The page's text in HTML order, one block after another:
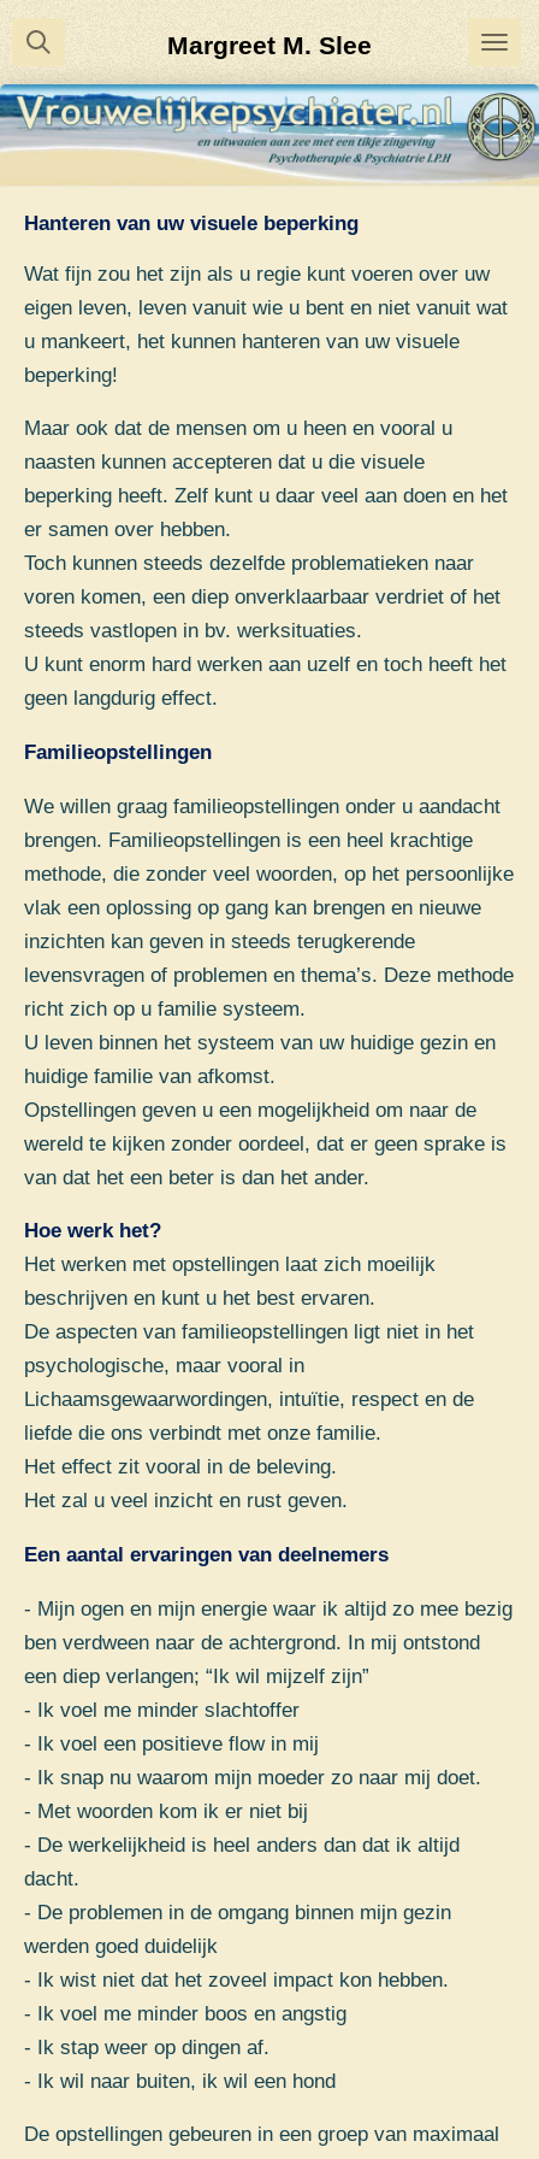
Ga
direct
naar
de
Margreet M. Slee
Hanteren van uw visuele beperking
Wat fijn zou het zijn als u regie kunt voeren over uw
eigen leven, leven vanuit wie u bent en niet vanuit wat
u mankeert, het kunnen hanteren van uw visuele
beperking!
Maar ook dat de mensen om u heen en vooral u
naasten kunnen accepteren dat u die visuele
beperking heeft. Zelf kunt u daar veel aan doen en het
er samen over hebben.
Toch kunnen steeds dezelfde problematieken naar
voren komen, een diep onverklaarbaar verdriet of het
steeds vastlopen in bv. werksituaties.
U kunt enorm hard werken aan uzelf en toch heeft het
geen langdurig effect.
Familieopstellingen
We willen graag familieopstellingen onder u aandacht
brengen. Familieopstellingen is een heel krachtige
methode, die zonder veel woorden, op het persoonlijke
vlak een oplossing op gang kan brengen en nieuwe
inzichten kan geven in steeds terugkerende
levensvragen of problemen en thema’s. Deze methode
richt zich op u familie systeem.
U leven binnen het systeem van uw huidige gezin en
huidige familie van afkomst.
Opstellingen geven u een mogelijkheid om naar de
wereld te kijken zonder oordeel, dat er geen sprake is
van dat het een beter is dan het ander.
Hoe werk het?
Het werken met opstellingen laat zich moeilijk
beschrijven en kunt u het best ervaren.
De aspecten van familieopstellingen ligt niet in het
psychologische, maar vooral in
Lichaamsgewaarwordingen, intuïtie, respect en de
liefde die ons verbindt met onze familie.
Het effect zit vooral in de beleving.
Het zal u veel inzicht en rust geven.
Een aantal ervaringen van deelnemers
- Mijn ogen en mijn energie waar ik altijd zo mee bezig
ben verdween naar de achtergrond. In mij ontstond
een diep verlangen; “Ik wil mijzelf zijn”
- Ik voel me minder slachtoffer
- Ik voel een positieve flow in mij
- Ik snap nu waarom mijn moeder zo naar mij doet.
- Met woorden kom ik er niet bij
- De werkelijkheid is heel anders dan dat ik altijd
dacht.
- De problemen in de omgang binnen mijn gezin
werden goed duidelijk
- Ik wist niet dat het zoveel impact kon hebben.
- Ik voel me minder boos en angstig
- Ik stap weer op dingen af.
- Ik wil naar buiten, ik wil een hond
De opstellingen gebeuren in een groep van maximaal